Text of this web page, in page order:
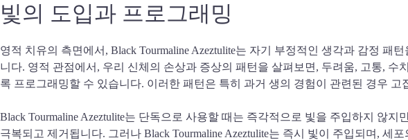
빛의 도입과 프로그래밍
영적 치유의 측면에서, Black Tourmaline Azeztulite는 자기 부정적인 생각과 감정
니다. 영적 관점에서, 우리 신체의 손상과 증상의 패턴을 살펴보면, 두려움, 고통,
록 프로그래밍할 수 있습니다. 이러한 패턴은 특히 과거 생의 경험이 관련된 경우 고
Black Tourmaline Azeztulite는 단독으로 사용할 때는 즉각적으로 빛을 주입하지 않
극복되고 제거됩니다. 그러나 Black Tourmaline Azeztulite는 즉시 빛이 주입되며,